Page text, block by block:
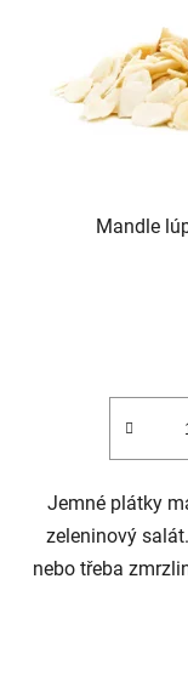
Mandle
Jemné plátky
zeleninový
nebo třeba